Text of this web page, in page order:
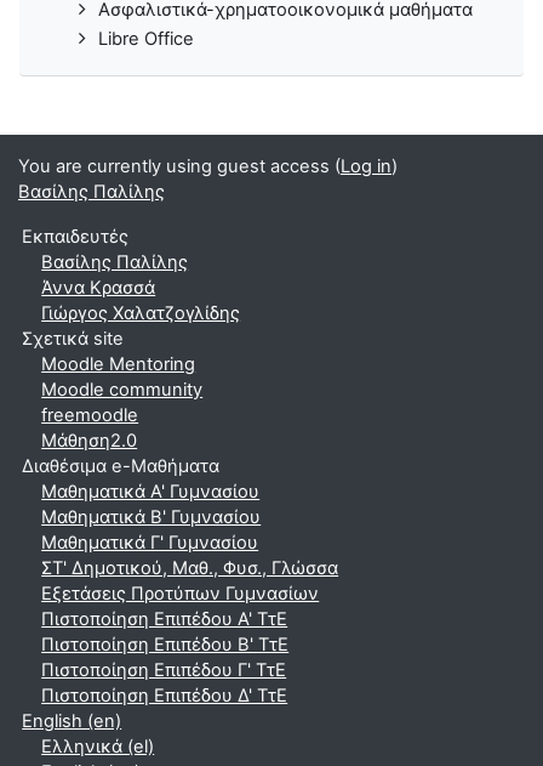
Ασφαλιστικά-χρηματοοικονομικά μαθήματα
Libre Office
You are currently using guest access (Log in)
Βασίλης Παλίλης
Εκπαιδευτές
Βασίλης Παλίλης
Άννα Κρασσά
Γιώργος Χαλατζογλίδης
Σχετικά site
Moodle Mentoring
Moodle community
freemoodle
Μάθηση2.0
Διαθέσιμα e-Μαθήματα
Μαθηματικά A' Γυμνασίου
Μαθηματικά Β' Γυμνασίου
Μαθηματικά Γ' Γυμνασίου
ΣΤ' Δημοτικού, Μαθ., Φυσ., Γλώσσα
Εξετάσεις Προτύπων Γυμνασίων
Πιστοποίηση Επιπέδου Α' ΤτΕ
Πιστοποίηση Επιπέδου Β' ΤτΕ
Πιστοποίηση Επιπέδου Γ' ΤτΕ
Πιστοποίηση Επιπέδου Δ' ΤτΕ
English ‎(en)‎
Ελληνικά ‎(el)‎